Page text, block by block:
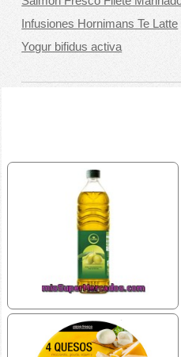
Infusiones Hornimans Te Latte
Yogur bifidus activa